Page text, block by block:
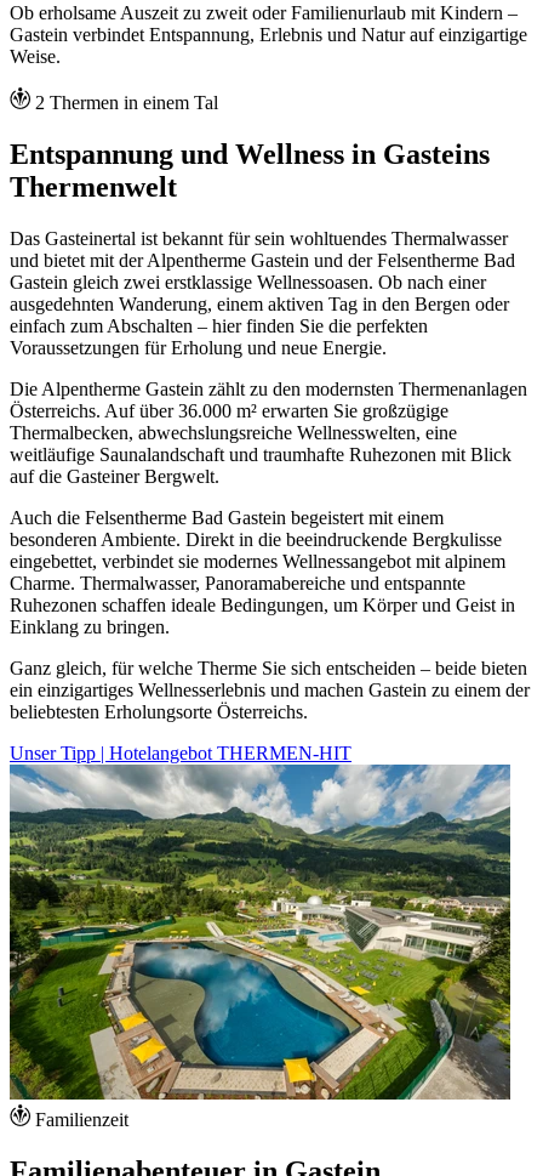
Ob erholsame Auszeit zu zweit oder Familienurlaub mit Kindern –
Gastein verbindet Entspannung, Erlebnis und Natur auf einzigartige
Weise.
2 Thermen in einem Tal
Entspannung und Wellness in Gasteins
Thermenwelt
Das Gasteinertal ist bekannt für sein wohltuendes Thermalwasser
und bietet mit der Alpentherme Gastein und der Felsentherme Bad
Gastein gleich zwei erstklassige Wellnessoasen. Ob nach einer
ausgedehnten Wanderung, einem aktiven Tag in den Bergen oder
einfach zum Abschalten – hier finden Sie die perfekten
Voraussetzungen für Erholung und neue Energie.
Die Alpentherme Gastein zählt zu den modernsten Thermenanlagen
Österreichs. Auf über 36.000 m² erwarten Sie großzügige
Thermalbecken, abwechslungsreiche Wellnesswelten, eine
weitläufige Saunalandschaft und traumhafte Ruhezonen mit Blick
auf die Gasteiner Bergwelt.
Auch die Felsentherme Bad Gastein begeistert mit einem
besonderen Ambiente. Direkt in die beeindruckende Bergkulisse
eingebettet, verbindet sie modernes Wellnessangebot mit alpinem
Charme. Thermalwasser, Panoramabereiche und entspannte
Ruhezonen schaffen ideale Bedingungen, um Körper und Geist in
Einklang zu bringen.
Ganz gleich, für welche Therme Sie sich entscheiden – beide bieten
ein einzigartiges Wellnesserlebnis und machen Gastein zu einem der
beliebtesten Erholungsorte Österreichs.
Unser Tipp | Hotelangebot THERMEN-HIT
Familienzeit